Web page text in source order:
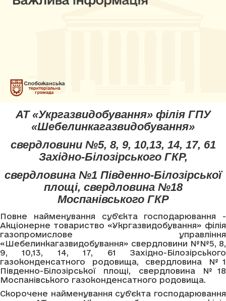
АТ «Укргазвидобування» філія ГПУ
«Шебелинкагазвидобування»
свердловини №5, 8, 9, 10,13, 14, 17, 61
Західно-Білозірського ГКР,
свердловина №1 Південно-Білозірської
площі, свердловина №18
Моспанівського ГКР
Повне найменування суб’єкта господарювання -
Акціонерне товариство «Укргазвидобування» філія
газопромислове управління
«Шебелинкагазвидобування» свердловини №№5, 8,
9, 10,13, 14, 17, 61 Західно-Білозірського
газоконденсатного родовища, свердловина №1
Південно-Білозірської площі, свердловина №18
Моспанівського газоконденсатного родовища.
Скорочене найменування суб’єкта господарювання